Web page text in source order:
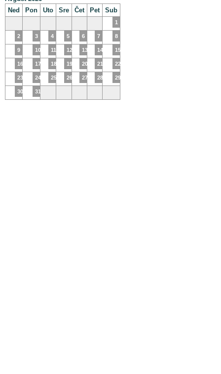
Ned
Pon Uto Sre Čet Pet Sub
1
2 3 4 5 6 7 8
9 10 11 12 13 14 15
16 17 18 19 20 21 22
23 24 25 26 27 28 29
30 31